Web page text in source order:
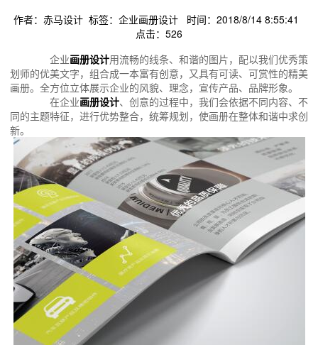
作者：赤马设计 标签： 企业画册设计
时间：2018/8/14 8:55:41
点击： 526
企业画册设计用流畅的线条、和谐的图片，配以我们优秀策
划师的优美文字，组合成一本富有创意，又具有可读、可赏性的精美
画册。全方位立体展示企业的风貌、理念，宣传产品、品牌形象。
在企业画册设计、创意的过程中，我们会依据不同内容、不
同的主题特征，进行优势整合，统筹规划，使画册在整体和谐中求创
新。